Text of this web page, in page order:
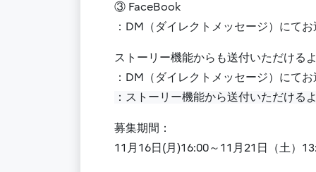
③ FaceBook
：DM（ダイレクトメッセージ）にて
ストーリー機能からも送付いただける
：DM（ダイレクトメッセージ）にて
：ストーリー機能から送付いただける
募集期間：
11月16日(月)16:00～11月21日（土）